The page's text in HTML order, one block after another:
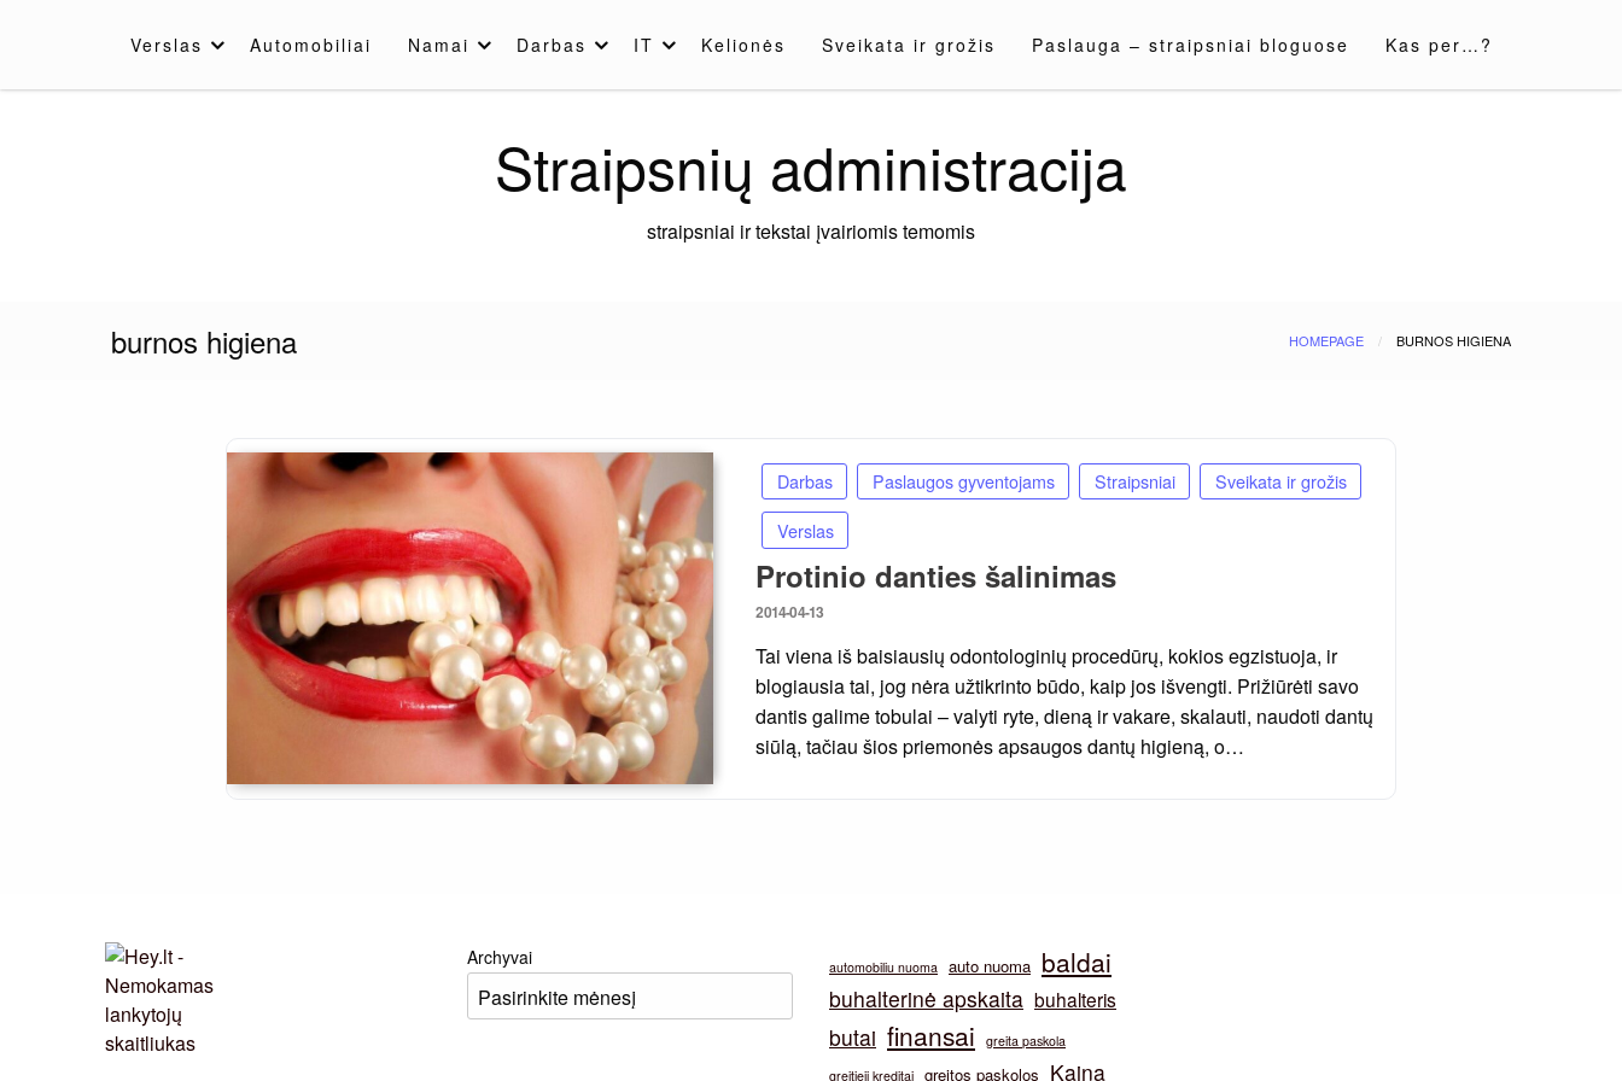
Verslas Automobiliai Namai Darbas IT Kelionės Sveikata ir grožis Paslauga – straipsniai bloguose Kas per…?
Straipsnių administracija
straipsniai ir tekstai įvairiomis temomis
burnos higiena HOMEPAGE BURNOS HIGIENA
Darbas Paslaugos gyventojams Straipsniai
Sveikata ir grožis
Verslas
Protinio danties šalinimas
Posted
2014-04-13
Tai viena iš baisiausių odontologinių procedūrų, kokios egzistuoja, ir
blogiausia tai, jog nėra užtikrinto būdo, kaip jos išvengti. Prižiūrėti savo
dantis galime tobulai – valyti ryte, dieną ir vakare, skalauti, naudoti dantų
siūlą, tačiau šios priemonės apsaugos dantų higieną, o…
Archyvai automobiliu nuoma auto nuoma baldai
buhalterinė apskaita buhalteris
butai finansai
greita paskola
greitieji kreditai greitos paskolos Kaina